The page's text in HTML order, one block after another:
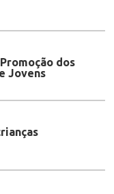
dos
Jovens